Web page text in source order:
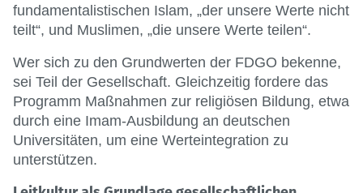
fundamentalistischen Islam, „der unsere Werte nicht
teilt“, und Muslimen, „die unsere Werte teilen“.
Wer sich zu den Grundwerten der FDGO bekenne,
sei Teil der Gesellschaft. Gleichzeitig fordere das
Programm Maßnahmen zur religiösen Bildung, etwa
durch eine Imam-Ausbildung an deutschen
Universitäten, um eine Werteintegration zu
unterstützen.